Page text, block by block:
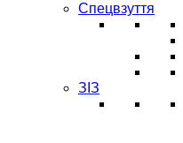
Спецвзуття
ЗІЗ